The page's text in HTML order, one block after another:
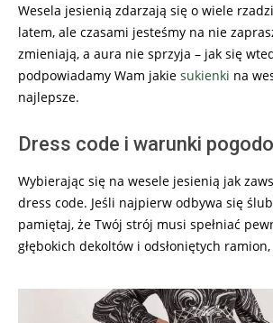
Wesela jesienią zdarzają się o wiele
latem, ale czasami jesteśmy na nie
zmieniają, a aura nie sprzyja – jak się
podpowiadamy Wam jakie sukienki na
najlepsze.
Dress code i warunki
Wybierając się na wesele jesienią jak
dress code. Jeśli najpierw odbywa się
pamiętaj, że Twój strój musi spełniać
głębokich dekoltów i odsłoniętych